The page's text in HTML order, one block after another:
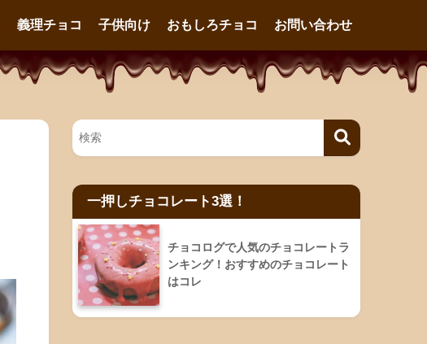
義理チョコ 子供向け おもしろチョコ お問い合わせ
一押しチョコレート3選！
チョコログで人気のチョコレートラ
ンキング！おすすめのチョコレート
はコレ